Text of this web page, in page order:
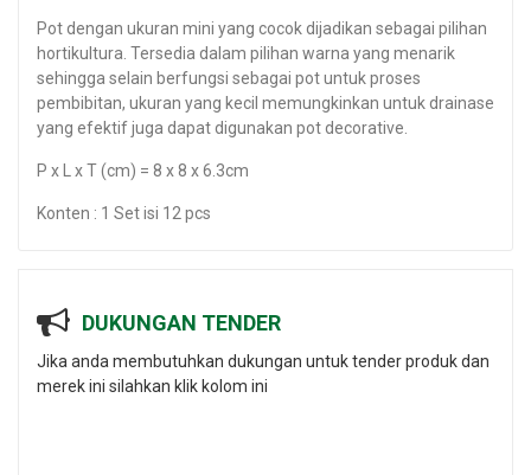
Pot dengan ukuran mini yang cocok dijadikan sebagai pilihan
hortikultura. Tersedia dalam pilihan warna yang menarik
sehingga selain berfungsi sebagai pot untuk proses
pembibitan, ukuran yang kecil memungkinkan untuk drainase
yang efektif juga dapat digunakan pot decorative.
P x L x T (cm) = 8 x 8 x 6.3cm
Konten : 1 Set isi 12 pcs
DUKUNGAN TENDER
Jika anda membutuhkan dukungan untuk tender produk dan
merek ini silahkan klik kolom ini